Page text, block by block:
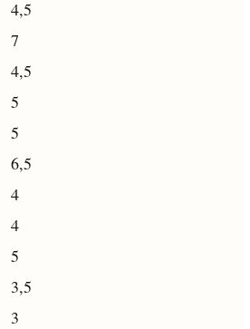
4,5
7
4,5
5
5
6,5
4
4
5
3,5
3